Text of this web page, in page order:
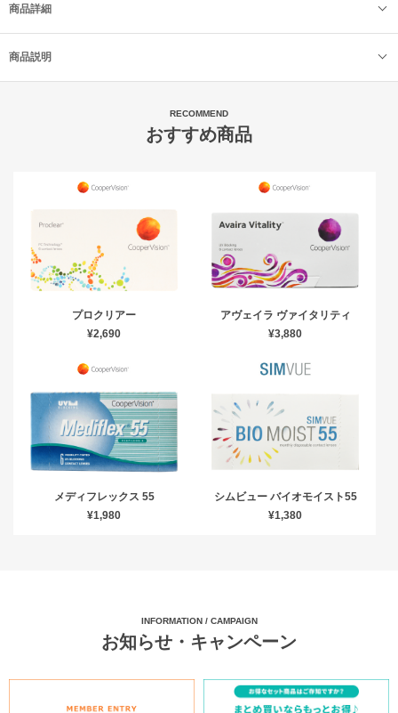
商品詳細
商品説明
RECOMMEND
おすすめ商品
プロクリアー
¥2,690
アヴェイラ ヴァイタリティ
¥3,880
メディフレックス 55
¥1,980
シムビュー バイオモイスト55
¥1,380
INFORMATION / CAMPAIGN
お知らせ・キャンペーン